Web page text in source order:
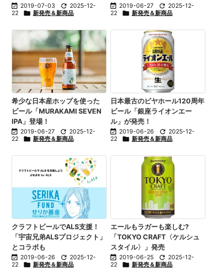
 2019-07-03  2025-12-
22
 新発売＆新商品
 2019-06-27  2025-12-
22
 新発売＆新商品
希少な日本産ホップを使った
ビール「MURAKAMI SEVEN
IPA」登場！
 2019-06-27  2025-12-
22
 新発売＆新商品
日本最古のビヤホール120周年
ビール「銀座ライオンエー
ル」が発売！
 2019-06-26  2025-12-
22
 新発売＆新商品
クラフトビールでALS支援！
「宇宙兄弟ALSプロジェクト」
とコラボも
 2019-06-26  2025-12-
22
 新発売＆新商品
エールもラガーも楽しむ?
「TOKYO CRAFT〈ケルシュ
スタイル〉」発売
 2019-06-25  2025-12-
22
 新発売＆新商品